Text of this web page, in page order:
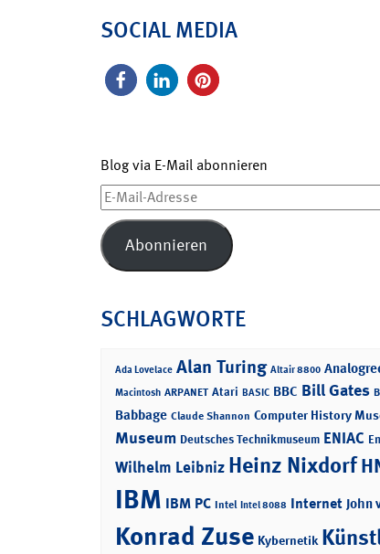
SOCIAL MEDIA
Blog via E-Mail abonnieren
E-
Mail-
Adresse
Abonnieren
SCHLAGWORTE
Ada Lovelace Alan Turing Altair 8800
Macintosh ARPANET Atari BASIC BBC Bill Gates
Babbage Claude Shannon Computer History
Museum Deutsches Technikmuseum ENIAC
Wilhelm Leibniz Heinz Nixdorf
IBM IBM PC Intel Intel 8088 Internet John
Konrad Zuse Kybernetik